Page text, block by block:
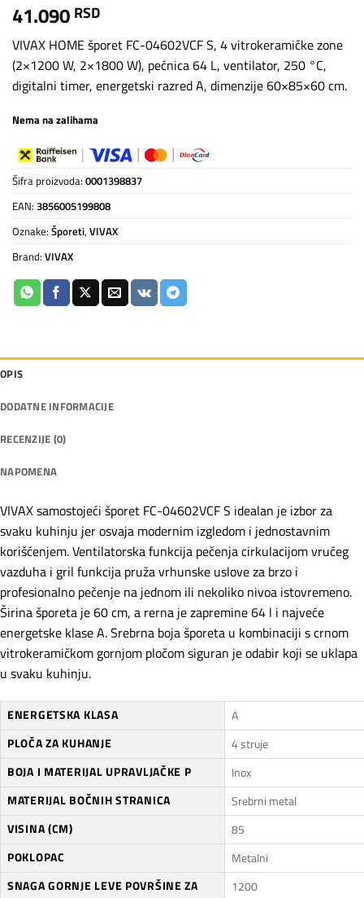
41.090 RSD
VIVAX HOME šporet FC-04602VCF S, 4 vitrokeramičke zone
(2×1200 W, 2×1800 W), pećnica 64 L, ventilator, 250 °C,
digitalni timer, energetski razred A, dimenzije 60×85×60 cm.
Nema na zalihama
Šifra proizvoda: 0001398837
EAN: 3856005199808
Oznake: Šporeti, VIVAX
Brand: VIVAX
OPIS
DODATNE INFORMACIJE
RECENZIJE (0)
NAPOMENA
VIVAX samostojeći šporet FC-04602VCF S idealan je izbor za
svaku kuhinju jer osvaja modernim izgledom i jednostavnim
korišćenjem. Ventilatorska funkcija pečenja cirkulacijom vrućeg
vazduha i gril funkcija pruža vrhunske uslove za brzo i
profesionalno pečenje na jednom ili nekoliko nivoa istovremeno.
Širina šporeta je 60 cm, a rerna je zapremine 64 l i najveće
energetske klase A. Srebrna boja šporeta u kombinaciji s crnom
vitrokeramičkom gornjom pločom siguran je odabir koji se uklapa
u svaku kuhinju.
ENERGETSKA KLASA
A
PLOČA ZA KUHANJE
4 struje
BOJA I MATERIJAL UPRAVLJAČKE P
Inox
MATERIJAL BOČNIH STRANICA
Srebrni metal
VISINA (CM)
85
POKLOPAC
Metalni
SNAGA GORNJE LEVE POVRŠINE ZA
1200